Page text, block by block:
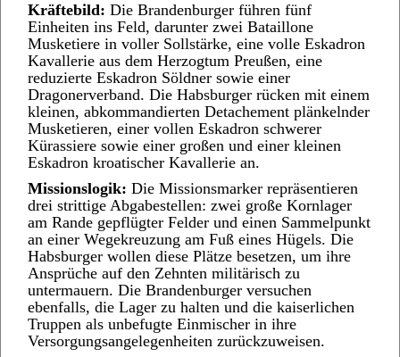
Kräftebild: Die Brandenburger führen fünf
Einheiten ins Feld, darunter zwei Bataillone
Musketiere in voller Sollstärke, eine volle Eskadron
Kavallerie aus dem Herzogtum Preußen, eine
reduzierte Eskadron Söldner sowie einer
Dragonerverband. Die Habsburger rücken mit einem
kleinen, abkommandierten Detachement plänkelnder
Musketieren, einer vollen Eskadron schwerer
Kürassiere sowie einer großen und einer kleinen
Eskadron kroatischer Kavallerie an.
Missionslogik: Die Missionsmarker repräsentieren
drei strittige Abgabestellen: zwei große Kornlager
am Rande gepflügter Felder und einen Sammelpunkt
an einer Wegekreuzung am Fuß eines Hügels. Die
Habsburger wollen diese Plätze besetzen, um ihre
Ansprüche auf den Zehnten militärisch zu
untermauern. Die Brandenburger versuchen
ebenfalls, die Lager zu halten und die kaiserlichen
Truppen als unbefugte Einmischer in ihre
Versorgungsangelegenheiten zurückzuweisen.